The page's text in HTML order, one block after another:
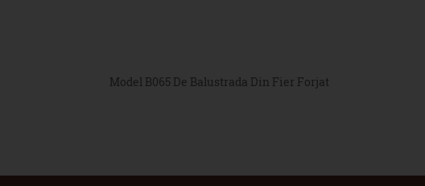
Model B065 De Balustrada Din Fier Forjat